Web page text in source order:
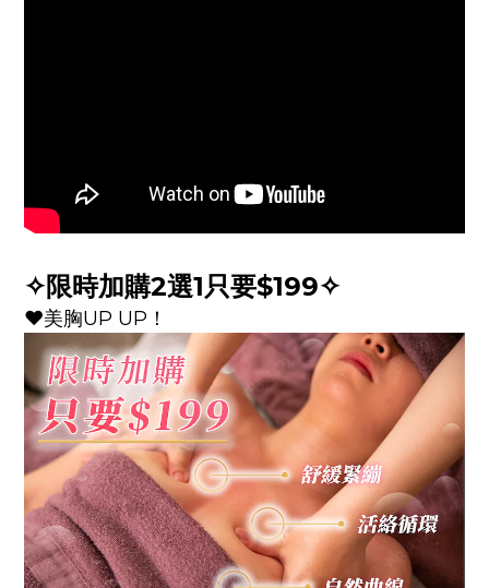
✧限時加購2選1只要$199✧
❤️美胸UP UP！